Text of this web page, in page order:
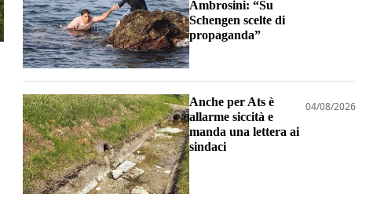
Ambrosini: “Su
Schengen scelte di
propaganda”
Anche per Ats è
allarme siccità e
manda una lettera ai
sindaci
04/08/2026